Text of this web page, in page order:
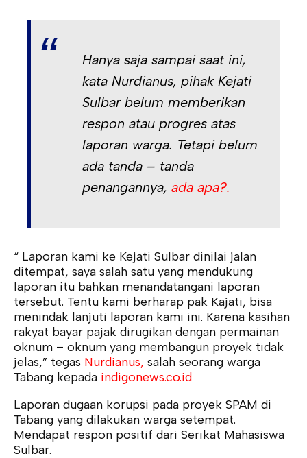
Hanya saja sampai saat ini,
kata Nurdianus, pihak Kejati
Sulbar belum memberikan
respon atau progres atas
laporan warga. Tetapi belum
ada tanda – tanda
penangannya,ada apa?.
“ Laporan kami ke Kejati Sulbar dinilai jalan
ditempat, saya salah satu yang mendukung
laporan itu bahkan menandatangani laporan
tersebut. Tentu kami berharap pak Kajati, bisa
menindak lanjuti laporan kami ini. Karena kasihan
rakyat bayar pajak dirugikan dengan permainan
oknum – oknum yang membangun proyek tidak
jelas,” tegas Nurdianus, salah seorang warga
Tabang kepada indigonews.co.id
Laporan dugaan korupsi pada proyek SPAM di
Tabang yang dilakukan warga setempat.
Mendapat respon positif dari Serikat Mahasiswa
Sulbar.